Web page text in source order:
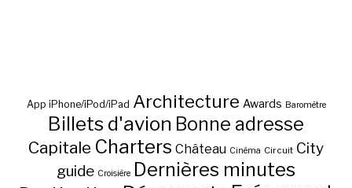
App iPhone/iPod/iPad Architecture Awards Baromètre
Billets d'avion Bonne adresse
Capitale Charters Château Cinéma Circuit City
guide Croisière Dernières minutes